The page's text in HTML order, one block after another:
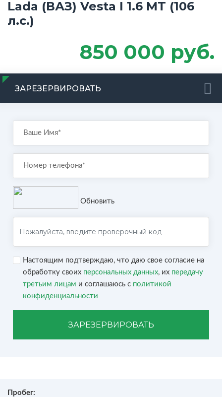
Lada (ВАЗ) Vesta I 1.6 MT (106
л.с.)
850 000 руб.
ЗАРЕЗЕРВИРОВАТЬ
Обновить
Настоящим подтверждаю, что даю свое согласие на
обработку своих персональных данных, их передачу
третьим лицам и соглашаюсь с политикой
конфиденциальности
ЗАРЕЗЕРВИРОВАТЬ
Пробег: